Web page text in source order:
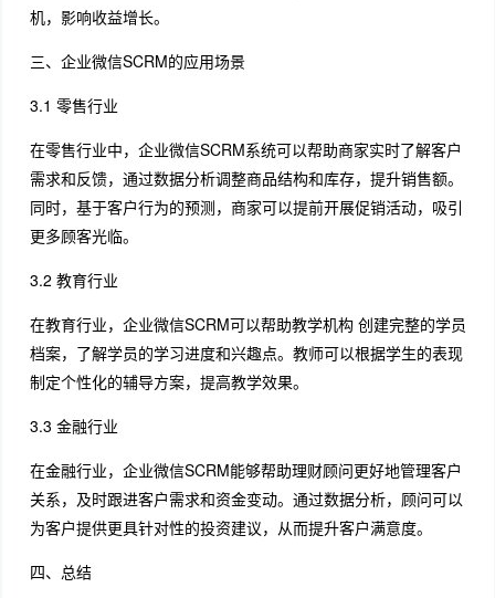
机，影响收益增长。
三、企业微信SCRM的应用场景
3.1 零售行业
在零售行业中，企业微信SCRM系统可以帮助商家实时了解客户
需求和反馈，通过数据分析调整商品结构和库存，提升销售额。
同时，基于客户行为的预测，商家可以提前开展促销活动，吸引
更多顾客光临。
3.2 教育行业
在教育行业，企业微信SCRM可以帮助教学机构 创建完整的学员
档案，了解学员的学习进度和兴趣点。教师可以根据学生的表现
制定个性化的辅导方案，提高教学效果。
3.3 金融行业
在金融行业，企业微信SCRM能够帮助理财顾问更好地管理客户
关系，及时跟进客户需求和资金变动。通过数据分析，顾问可以
为客户提供更具针对性的投资建议，从而提升客户满意度。
四、总结